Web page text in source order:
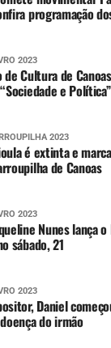
programação
2023
Cultura de
e
2023
é extinta e
de Canoas
2023
Nunes lança
sábado, 21
2023
Daniel
do irmão